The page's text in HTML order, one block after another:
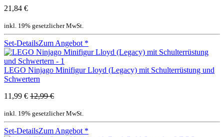
21,84 €
inkl. 19% gesetzlicher MwSt.
Set-DetailsZum Angebot *
LEGO Ninjago Minifigur Lloyd (Legacy) mit Schulterrüstung und
Schwertern
11,99 € 12,99 €
inkl. 19% gesetzlicher MwSt.
Set-DetailsZum Angebot *